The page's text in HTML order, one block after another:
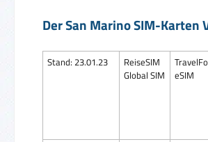
Der San Marino SIM-Karten
Stand: 23.01.23
ReiseSIM
Global SIM
eSIM